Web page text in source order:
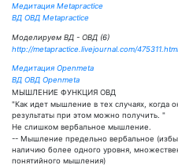
Медитация Metapractice
ВД ОВД Metapractice
Моделируем ВД - ОВД (6)
http://metapractice.livejournal.com/475311.html
Медитация Openmeta
ВД ОВД Оpenmeta
МЫШЛЕНИЕ ФУНКЦИЯ ОВД
"Как идет мышление в тех случаях, когда
результаты при этом можно получить. "
Не слишком вербальное мышление.
-- Мышление предельно вербальное
наличию более одного уровня,
понятийного мышления)